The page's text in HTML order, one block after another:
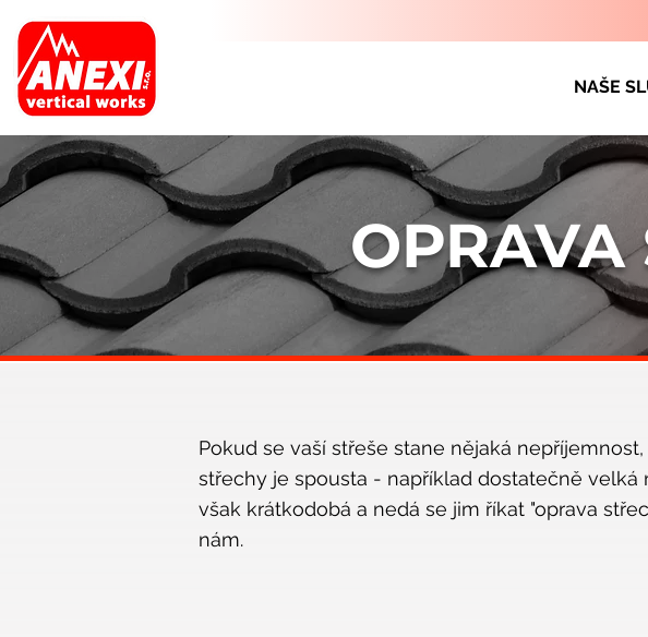
NAŠE
OPRAVA
Pokud se vaší střeše stane nějaká
střechy je spousta - například dostatečně velká
však krátkodobá a nedá se jim říkat "oprava
nám.